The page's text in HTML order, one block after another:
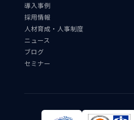
導入事例
採用情報
人材育成・人事制度
ニュース
ブログ
セミナー